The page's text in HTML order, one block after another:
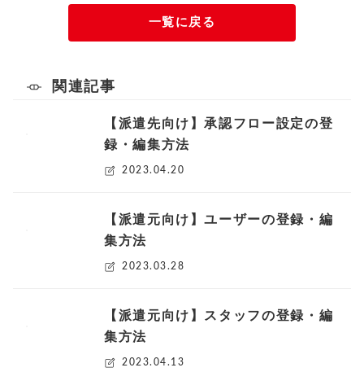
一覧に戻る
関連記事
【派遣先向け】承認フロー設定の登
録・編集方法
2023.04.20
【派遣元向け】ユーザーの登録・編
集方法
2023.03.28
【派遣元向け】スタッフの登録・編
集方法
2023.04.13